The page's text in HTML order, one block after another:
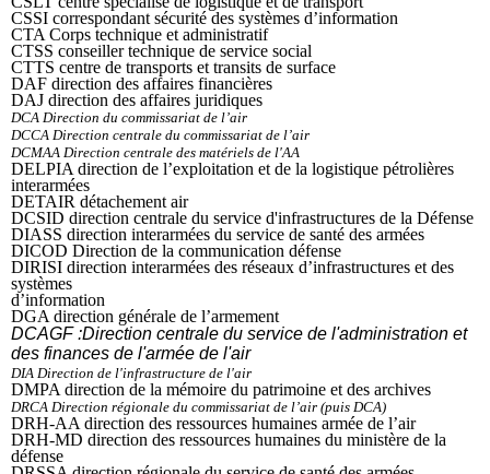
CSSI correspondant sécurité des systèmes d’information
CTA Corps technique et administratif
CTSS conseiller technique de service social
CTTS centre de transports et transits de surface
DAF direction des affaires financières
DAJ direction des affaires juridiques
DCA Direction du commissariat de l’air
DCCA Direction centrale du commissariat de l’air
DCMAA Direction centrale des matériels de l'AA
DELPIA direction de l’exploitation et de la logistique pétrolières
interarmées
DETAIR détachement air
DCSID direction centrale du service d'infrastructures de la Défense
DIASS direction interarmées du service de santé des armées
DICOD Direction de la communication défense
DIRISI direction interarmées des réseaux d’infrastructures et des
systèmes
d’information
DGA direction générale de l’armement
DCAGF :Direction centrale du service de l'administration et
des finances de l'armée de l'air
DIA Direction de l'infrastructure de l'air
DMPA direction de la mémoire du patrimoine et des archives
DRCA Direction régionale du commissariat de l’air (puis DCA)
DRH-AA direction des ressources humaines armée de l’air
DRH-MD direction des ressources humaines du ministère de la
défense